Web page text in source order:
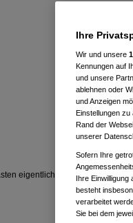
eigentlich ganz zufrieden
Ihre
Wir und unsere
Kennungen auf
und unsere
ablehnen oder
und Anzeigen
Einstellungen zu
Rand der
unserer
Sofern Ihre
Ihre Einwilligung
besteht
verarbeitet
Sie bei dem